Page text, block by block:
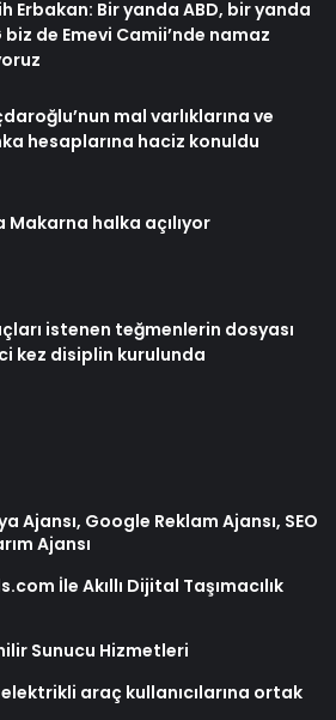
Erbakan: Bir yanda ABD, bir yanda
biz de Emevi Camii’nde namaz
mal varlıklarına ve
hesaplarına haciz konuldu
Makarna halka açılıyor
istenen teğmenlerin dosyası
kez disiplin kurulunda
Ajansı, Google Reklam Ajansı, SEO
Ajansı
İle Akıllı Dijital Taşımacılık
Sunucu Hizmetleri
araç kullanıcılarına ortak